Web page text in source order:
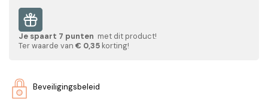
Je spaart 7 punten met dit product!
Ter waarde van € 0,35 korting!
Beveiligingsbeleid